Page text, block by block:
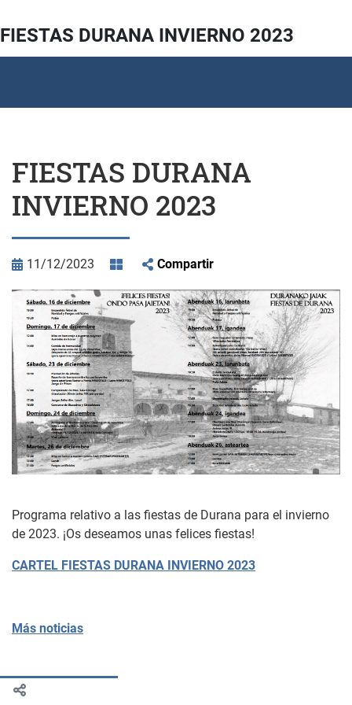
FIESTAS DURANA INVIERNO 2023
FIESTAS DURANA
INVIERNO 2023
11/12/2023 Compartir
Programa relativo a las fiestas de Durana para el invierno
de 2023. ¡Os deseamos unas felices fiestas!
CARTEL FIESTAS DURANA INVIERNO 2023
Más noticias